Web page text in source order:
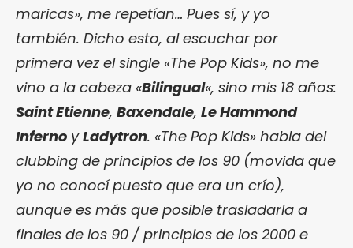
maricas», me repetían… Pues sí, y yo
también. Dicho esto, al escuchar por
primera vez el single «The Pop Kids», no me
vino a la cabeza «Bilingual«, sino mis 18 años:
Saint Etienne, Baxendale, Le Hammond
Inferno yLadytron. «The Pop Kids» habla del
clubbing de principios de los 90 (movida que
yo no conocí puesto que era un crío),
aunque es más que posible trasladarla a
finales de los 90 / principios de los 2000 e